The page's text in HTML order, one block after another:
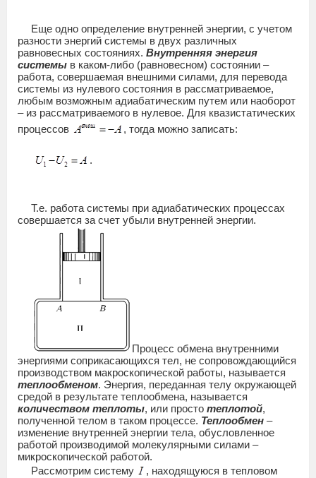
Еще одно определение внутренней энергии, с учетом
разности энергий системы в двух различных
равновесных состояниях. Внутренняя энергия
системы в каком-либо (равновесном) состоянии –
работа, совершаемая внешними силами, для перевода
системы из нулевого состояния в рассматриваемое,
любым возможным адиабатическим путем или наоборот
– из рассматриваемого в нулевое. Для квазистатических
процессов
, тогда можно записать:
.
Т.е. работа системы при адиабатических процессах
совершается за счет убыли внутренней энергии.
Процесс обмена внутренними
энергиями соприкасающихся тел, не сопровождающийся
производством макроскопической работы, называется
теплообменом. Энергия, переданная телу окружающей
средой в результате теплообмена, называется
количеством теплоты, или просто теплотой,
полученной телом в таком процессе. Теплообмен –
изменение внутренней энергии тела, обусловленное
работой производимой молекулярными силами –
микроскопической работой.
Рассмотрим систему
, находящуюся в тепловом